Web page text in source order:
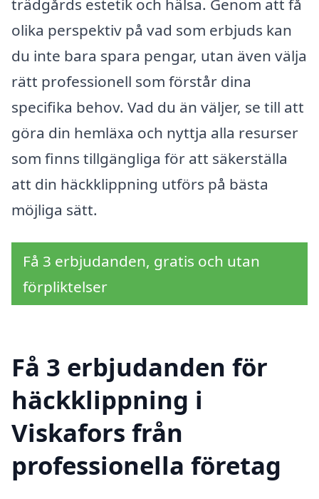
trädgårds estetik och hälsa. Genom att få
olika perspektiv på vad som erbjuds kan
du inte bara spara pengar, utan även välja
rätt professionell som förstår dina
specifika behov. Vad du än väljer, se till att
göra din hemläxa och nyttja alla resurser
som finns tillgängliga för att säkerställa
att din häckklippning utförs på bästa
möjliga sätt.
Få 3 erbjudanden, gratis och utan
förpliktelser
Få 3 erbjudanden för
häckklippning i
Viskafors från
professionella företag